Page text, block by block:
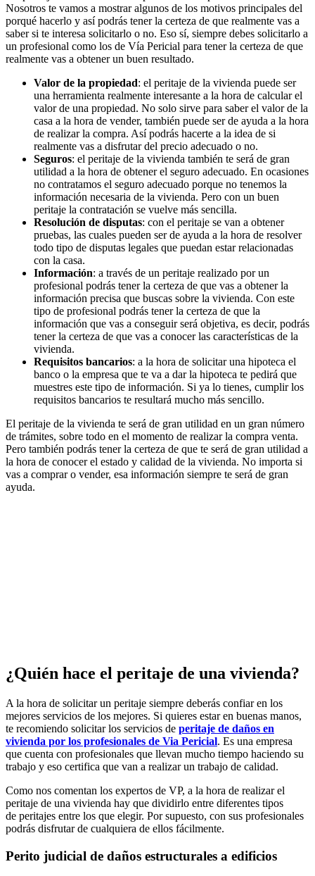
Nosotros te vamos a mostrar algunos de los motivos principales del
porqué hacerlo y así podrás tener la certeza de que realmente vas a
saber si te interesa solicitarlo o no. Eso sí, siempre debes solicitarlo a
un profesional como los de Vía Pericial para tener la certeza de que
realmente vas a obtener un buen resultado.
Valor de la propiedad: el peritaje de la vivienda puede ser
una herramienta realmente interesante a la hora de calcular el
valor de una propiedad. No solo sirve para saber el valor de la
casa a la hora de vender, también puede ser de ayuda a la hora
de realizar la compra. Así podrás hacerte a la idea de si
realmente vas a disfrutar del precio adecuado o no.
Seguros: el peritaje de la vivienda también te será de gran
utilidad a la hora de obtener el seguro adecuado. En ocasiones
no contratamos el seguro adecuado porque no tenemos la
información necesaria de la vivienda. Pero con un buen
peritaje la contratación se vuelve más sencilla.
Resolución de disputas: con el peritaje se van a obtener
pruebas, las cuales pueden ser de ayuda a la hora de resolver
todo tipo de disputas legales que puedan estar relacionadas
con la casa.
Información: a través de un peritaje realizado por un
profesional podrás tener la certeza de que vas a obtener la
información precisa que buscas sobre la vivienda. Con este
tipo de profesional podrás tener la certeza de que la
información que vas a conseguir será objetiva, es decir, podrás
tener la certeza de que vas a conocer las características de la
vivienda.
Requisitos bancarios: a la hora de solicitar una hipoteca el
banco o la empresa que te va a dar la hipoteca te pedirá que
muestres este tipo de información. Si ya lo tienes, cumplir los
requisitos bancarios te resultará mucho más sencillo.
El peritaje de la vivienda te será de gran utilidad en un gran número
de trámites, sobre todo en el momento de realizar la compra venta.
Pero también podrás tener la certeza de que te será de gran utilidad a
la hora de conocer el estado y calidad de la vivienda. No importa si
vas a comprar o vender, esa información siempre te será de gran
ayuda.
¿Quién hace el peritaje de una vivienda?
A la hora de solicitar un peritaje siempre deberás confiar en los
mejores servicios de los mejores. Si quieres estar en buenas manos,
te recomiendo solicitar los servicios de peritaje de daños en
vivienda por los profesionales de Via Pericial. Es una empresa
que cuenta con profesionales que llevan mucho tiempo haciendo su
trabajo y eso certifica que van a realizar un trabajo de calidad.
Como nos comentan los expertos de VP, a la hora de realizar el
peritaje de una vivienda hay que dividirlo entre diferentes tipos
de peritajes entre los que elegir. Por supuesto, con sus profesionales
podrás disfrutar de cualquiera de ellos fácilmente.
Perito judicial de daños estructurales a edificios